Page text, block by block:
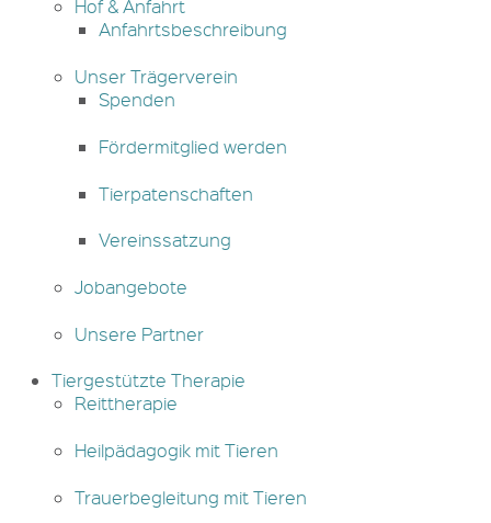
Hof & Anfahrt
Anfahrtsbeschreibung
Unser Trägerverein
Spenden
Fördermitglied werden
Tierpatenschaften
Vereinssatzung
Jobangebote
Unsere Partner
Tiergestützte Therapie
Reittherapie
Heilpädagogik mit Tieren
Trauerbegleitung mit Tieren